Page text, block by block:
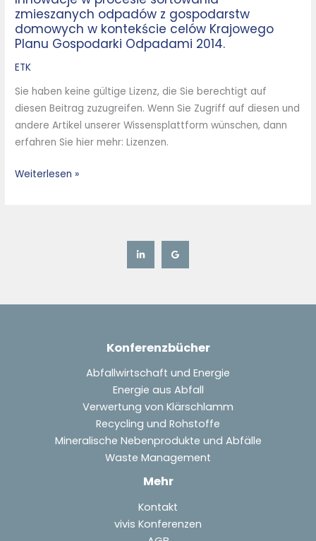
Management
Plan
Poland
2014
zmieszanych odpadów z gospodarstw
domowych w kontekście celów Krajowego
Planu Gospodarki Odpadami 2014.
ETK
Sie haben keine gültige Lizenz, die Sie berechtigt auf
diesen Beitrag zuzugreifen. Wenn Sie Zugriff auf diesen und
andere Artikel unserer Wissensplattform wünschen, dann
erfahren Sie hier mehr: Lizenzen.
w
procesie
sortowania
zmieszanych
odpadów
z
gospodarstw
domowych
kontekście
Weiterlesen »
Konferenzbücher
Abfallwirtschaft und Energie
Energie aus Abfall
Verwertung von Klärschlamm
Recycling und Rohstoffe
Mineralische Nebenprodukte und Abfälle
Waste Management
Mehr
Kontakt
vivis Konferenzen